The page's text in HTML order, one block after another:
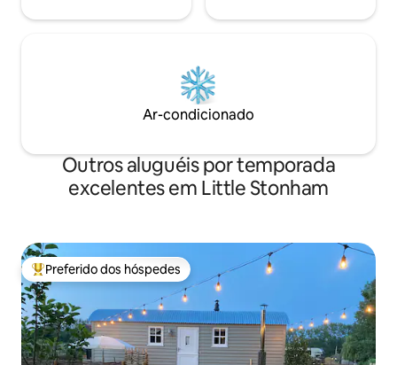
Ar-condicionado
Outros aluguéis por temporada
excelentes em Little Stonham
Entre os melhores preferidos dos hóspedes
Preferido dos hóspedes